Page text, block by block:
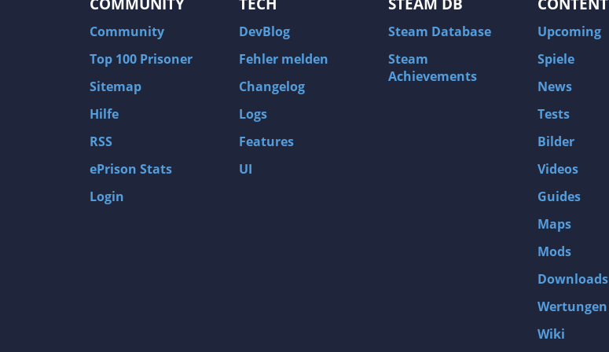
Community
Top 100 Prisoner
Sitemap
Hilfe
RSS
ePrison Stats
Login
DevBlog
Fehler melden
Changelog
Logs
Features
UI
Steam Database
Steam
Achievements
Upcoming
Spiele
News
Tests
Bilder
Videos
Guides
Maps
Mods
Downloads
Wertungen
Wiki